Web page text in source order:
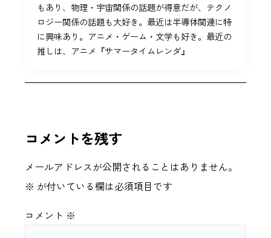
もあり、物理・宇宙関係の話題が得意だが、テクノ
ロジー関係の話題も大好き。最近は半導体関連に特
に興味あり。アニメ・ゲーム・文学も好き。最近の
推しは、アニメ『サマータイムレンダ』
コメントを残す
メールアドレスが公開されることはありません。
※ が付いている欄は必須項目です
コメント ※